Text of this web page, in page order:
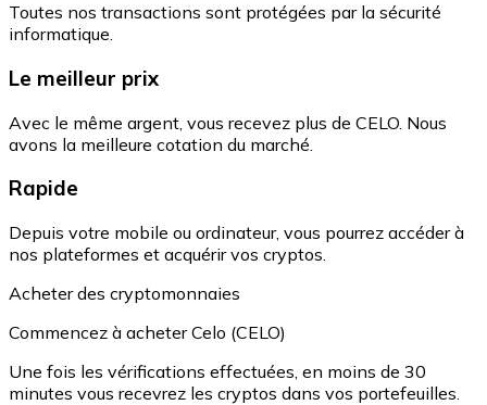
Toutes nos transactions sont protégées par la sécurité
informatique.
Le meilleur prix
Avec le même argent, vous recevez plus de CELO. Nous
avons la meilleure cotation du marché.
Rapide
Depuis votre mobile ou ordinateur, vous pourrez accéder à
nos plateformes et acquérir vos cryptos.
Acheter des cryptomonnaies
Commencez à acheter Celo (CELO)
Une fois les vérifications effectuées, en moins de 30
minutes vous recevrez les cryptos dans vos portefeuilles.